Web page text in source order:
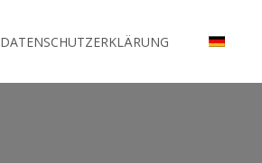
DATENSCHUTZERKLÄRUNG